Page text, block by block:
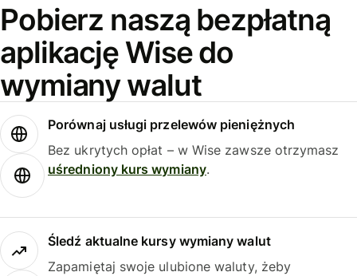
Pobierz naszą bezpłatną
aplikację Wise do
wymiany walut
Porównaj usługi przelewów pieniężnych
Bez ukrytych opłat – w Wise zawsze otrzymasz
uśredniony kurs wymiany.
Śledź aktualne kursy wymiany walut
Zapamiętaj swoje ulubione waluty, żeby